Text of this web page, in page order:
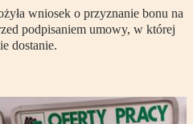
wniosek o przyznanie bonu na
podpisaniem umowy, w której
dostanie.